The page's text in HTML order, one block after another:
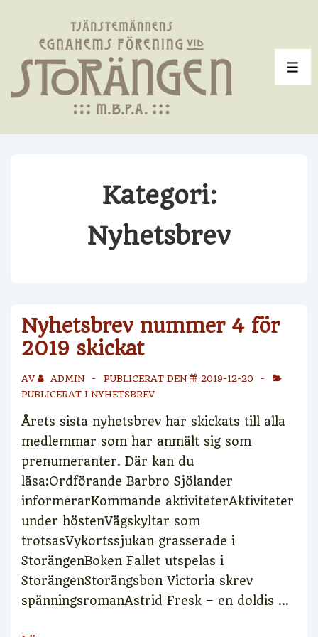
huvudinnehåll
Kategori:
Nyhetsbrev
Nyhetsbrev nummer 4 för
2019 skickat
AV ADMIN PUBLICERAT DEN
2019-12-20
PUBLICERAT I NYHETSBREV
Årets sista nyhetsbrev har skickats till alla
medlemmar som har anmält sig som
prenumeranter. Där kan du
läsa:Ordförande Barbro Sjölander
informerarKommande aktiviteterAktiviteter
under höstenVägskyltar som
trotsasVykortssjukan grasserade i
StorängenBoken Fallet utspelas i
StorängenStorängsbon Victoria skrev
spänningsromanAstrid Fresk – en doldis …